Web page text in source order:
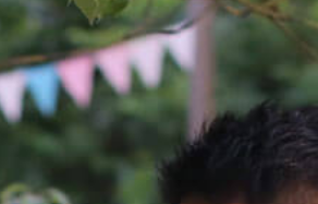
Chapel